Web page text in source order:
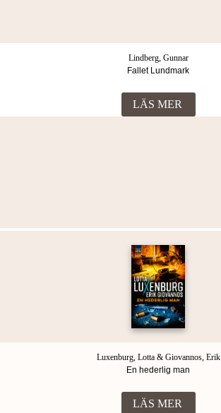
Lindberg, Gunnar
Fallet Lundmark
LÄS MER
Lindberg, Gunnar
Fallet Strömberg
LÄS MER
Luxenburg, Lotta & Giovannos, Erik
En hederlig man
LÄS MER